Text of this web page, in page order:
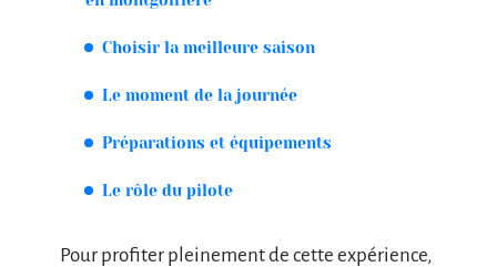
Choisir la meilleure saison
Le moment de la journée
Préparations et équipements
Le rôle du pilote
Pour profiter pleinement de cette expérience,